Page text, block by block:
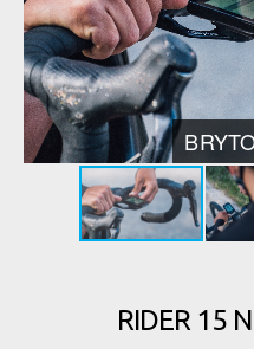
RIDER 15